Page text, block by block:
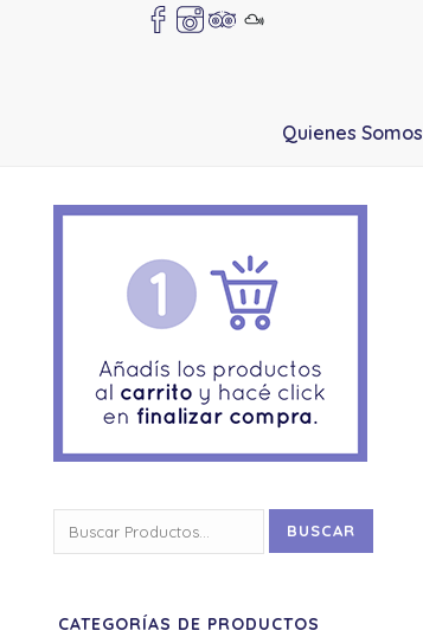
Quienes Somos
por:
BUSCAR
CATEGORÍAS DE PRODUCTOS